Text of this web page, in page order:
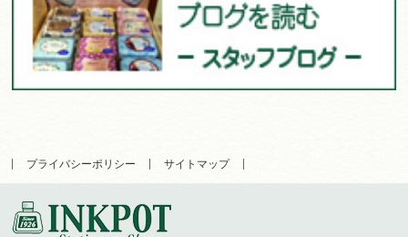
プライバシーポリシー サイトマップ